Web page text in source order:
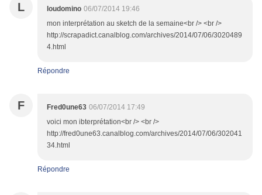
L loudomino 06/07/2014 19:46
mon interprétation au sketch de la semaine<br /> <br />
http://scrapadict.canalblog.com/archives/2014/07/06/3020489
4.html
Répondre
F Fred0une63 06/07/2014 17:49
voici mon ibterprétation<br /> <br />
http://fred0une63.canalblog.com/archives/2014/07/06/302041
34.html
Répondre